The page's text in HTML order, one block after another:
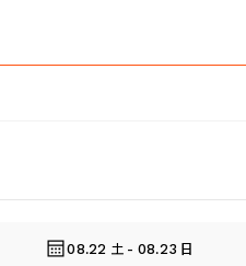
08.22 土 - 08.23 日